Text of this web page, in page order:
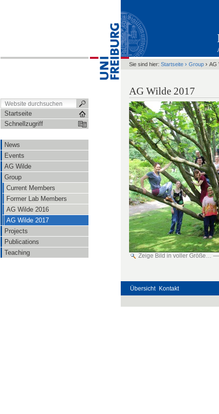
Startseite
Schnellzugriff
News
Events
AG Wilde
Group
Current Members
Former Lab Members
AG Wilde 2016
AG Wilde 2017
Projects
Publications
Teaching
Sie sind hier: Startseite › Group › AG
AG Wilde 2017
Zeige Bild in voller Größe…
Übersicht Kontakt